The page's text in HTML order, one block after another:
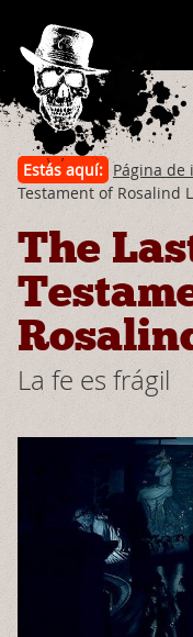
Estás aquí: Página de
Testament of Rosalind
The
La fe es frágil